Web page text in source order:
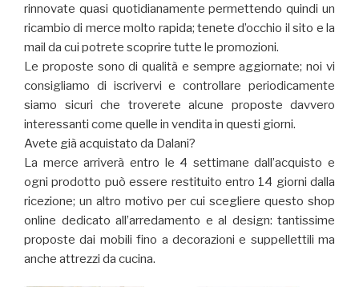
rinnovate quasi quotidianamente permettendo quindi un
ricambio di merce molto rapida; tenete d’occhio il sito e la
mail da cui potrete scoprire tutte le promozioni.
Le proposte sono di qualità e sempre aggiornate; noi vi
consigliamo di iscrivervi e controllare periodicamente
siamo sicuri che troverete alcune proposte davvero
interessanti come quelle in vendita in questi giorni.
Avete già acquistato da Dalani?
La merce arriverà entro le 4 settimane dall’acquisto e
ogni prodotto può essere restituito entro 14 giorni dalla
ricezione; un altro motivo per cui scegliere questo shop
online dedicato all’arredamento e al design: tantissime
proposte dai mobili fino a decorazioni e suppellettili ma
anche attrezzi da cucina.